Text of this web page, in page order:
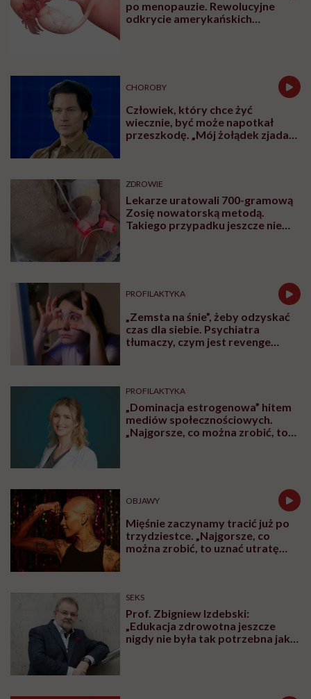
po menopauzie. Rewolucyjne
odkrycie amerykańskich
CHOROBY
Człowiek, który chce żyć
wiecznie, być może napotkał
przeszkodę. „Mój żołądek zjada
ZDROWIE
Lekarze uratowali 700-gramową
Zosię nowatorską metodą.
Takiego przypadku jeszcze nie
PROFILAKTYKA
„Zemsta na śnie”, żeby odzyskać
czas dla siebie. Psychiatra
tłumaczy, czym jest revenge
PROFILAKTYKA
„Dominacja estrogenowa” hitem
mediów społecznościowych.
„Najgorsze, co można zrobić, to
OBJAWY
Mięśnie zaczynamy tracić już po
trzydziestce. „Najgorsze, co
można zrobić, to uznać utratę
SEKS
Prof. Zbigniew Izdebski:
„Edukacja zdrowotna jeszcze
nigdy nie była tak potrzebna jak